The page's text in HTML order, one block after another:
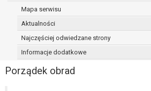
Mapa serwisu
Aktualności
Najczęściej odwiedzane strony
Informacje dodatkowe
Porządek obrad
łącznie spełnione są
podstawie umowy
której dane dotyczą lub
zgody wyrażonej przez